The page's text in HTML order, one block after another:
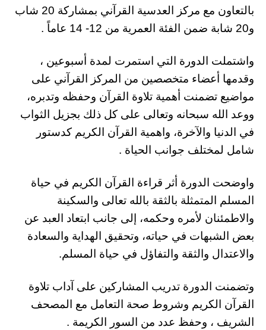
بالتعاون مع مركز العدسية القرآني بمشاركة 20 شاب
و20 شابة ضمن الفئة العمرية من 12- 14 عاماً .
واشتملت الدورة التي استمرت لمدة أسبوعين ،
وقدمها أعضاء متخصصين من المركز القرآني على
مواضيع تضمنت أهمية تلاوة القرآن وحفظه وتدبره،
ووعد الله سبحانه وتعالى على كل ذلك بجزيل الثواب
في الدنيا والآخرة، واهمية القرآن الكريم كدستور
شامل لمختلف جوانب الحياة .
واوضحت الدورة أثر قراءة القرآن الكريم في حياة
المسلم المتمثلة بالثقة بالله تعالى والسكينة
والاطمئنان لأمره وحكمه، إلى جانب ابتعاد العبد عن
بعض الشبهات في حياته، وتحقيق الهداية والسعادة
والاعتدال والثقة والتفاؤل في حياة المسلم.
وتضمنت الدورة تدريب المشاركين على آداب تلاوة
القرآن الكريم وشروط صحة التعامل مع المصحف
الشريف ، وحفظ عدد من السور الكريمة .